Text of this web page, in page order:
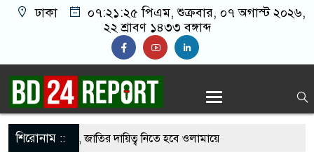
ঢাকা ০৭:২১:২৬ পিএম, শুক্রবার, ০৭ অগাস্ট ২০২৬,
২২ শ্রাবণ ১৪৩৩ বঙ্গাব্দ
শিরোনাম ::
ইমামতি নয়, জাতির দায়িত্ব নিতে হবে ওলামায়ে